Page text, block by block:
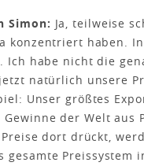
Simon: Ja, teilweise
konzentriert haben.
Ich habe nicht die
natürlich unsere
Unser größtes
Gewinne der Welt aus
dort drückt,
gesamte Preissystem